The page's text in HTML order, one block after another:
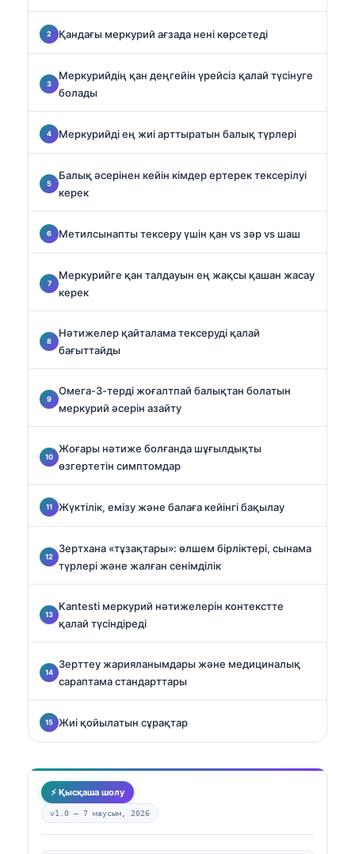
Қандағы меркурий ағзада нені көрсетеді
Меркурийдің қан деңгейін үрейсіз қалай түсінуге
болады
Меркурийді ең жиі арттыратын балық түрлері
Балық әсерінен кейін кімдер ертерек тексерілуі
керек
Метилсынапты тексеру үшін қан vs зәр vs шаш
Меркурийге қан талдауын ең жақсы қашан жасау
керек
Нәтижелер қайталама тексеруді қалай
бағыттайды
Омега-3-терді жоғалтпай балықтан болатын
меркурий әсерін азайту
Жоғары нәтиже болғанда шұғылдықты
өзгертетін симптомдар
Жүктілік, емізу және балаға кейінгі бақылау
Зертхана «тұзақтары»: өлшем бірліктері, сынама
түрлері және жалған сенімділік
Kantesti меркурий нәтижелерін контекстте
қалай түсіндіреді
Зерттеу жарияланымдары және медициналық
сараптама стандарттары
Жиі қойылатын сұрақтар
⚡ Қысқаша шолу
v1.0 — 7 маусым, 2026